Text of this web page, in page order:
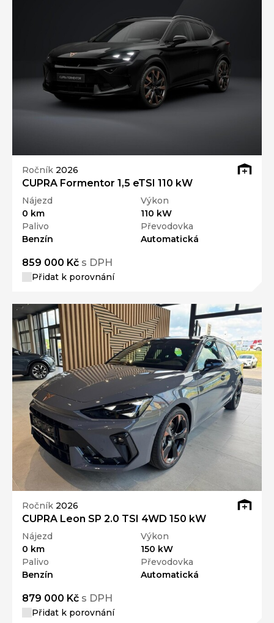
Ročník 2026
CUPRA Formentor 1,5 eTSI 110 kW
Nájezd
0 km
Výkon
110 kW
Palivo
Benzín
Převodovka
Automatická
859 000 Kč s DPH
Přidat k porovnání
Ročník 2026
CUPRA Leon SP 2.0 TSI 4WD 150 kW
Nájezd
0 km
Výkon
150 kW
Palivo
Benzín
Převodovka
Automatická
879 000 Kč s DPH
Přidat k porovnání